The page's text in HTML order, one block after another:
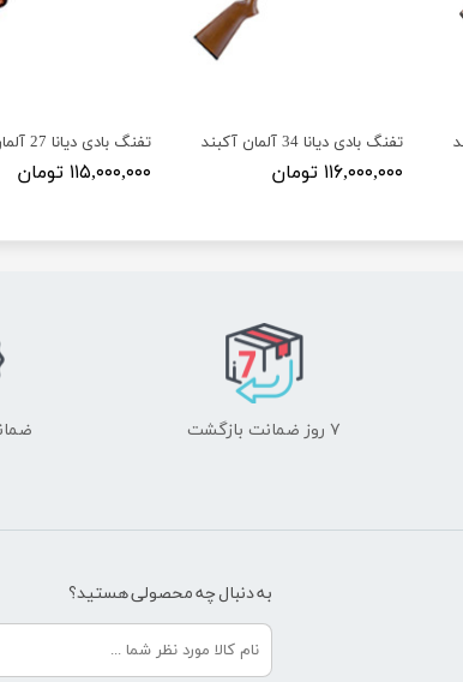
تفنگ بادی دیانا 27 آلمان آکبند
۱۱۵,۰۰۰,۰۰۰ تومان
تفنگ بادی دیانا 34 آلمان آکبند
۱۱۶,۰۰۰,۰۰۰ تومان
۷ روز ضمانت بازگشت
به دنبال چه محصولی هستید؟